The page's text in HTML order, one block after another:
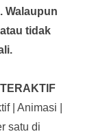
Walaupun
tidak
| Animasi |
satu di